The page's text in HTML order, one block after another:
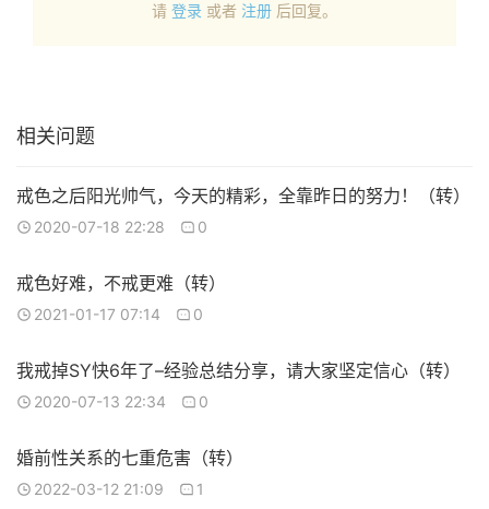
请 登录 或者 注册 后回复。
相关问题
戒色之后阳光帅气，今天的精彩，全靠昨日的努力！（转）
2020-07-18 22:28 0
戒色好难，不戒更难（转）
2021-01-17 07:14 0
我戒掉SY快6年了–经验总结分享，请大家坚定信心（转）
2020-07-13 22:34 0
婚前性关系的七重危害（转）
2022-03-12 21:09 1